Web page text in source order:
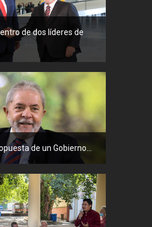
de dos líderes de
de un Gobierno...